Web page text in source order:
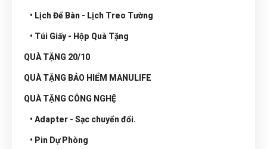
• Lịch Để Bàn - Lịch Treo Tường
• Túi Giấy - Hộp Quà Tặng
QUÀ TẶNG 20/10
QUÀ TẶNG BẢO HIỂM MANULIFE
QUÀ TẶNG CÔNG NGHỆ
• Adapter - Sạc chuyển đổi.
• Pin Dự Phòng